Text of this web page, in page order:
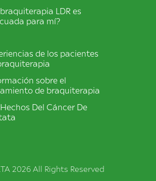
LDR es
para mí?
de los pacientes
sobre el
de braquiterapia
Del Cáncer De
2026 All Rights Reserved